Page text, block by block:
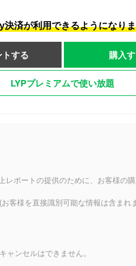
決済が利用できるようになり
する 購入
LYPプレミアムで使い放題
ポートの提供のために、お客様の
客様を直接識別可能な情報は含まれ
ャンセルはできません。